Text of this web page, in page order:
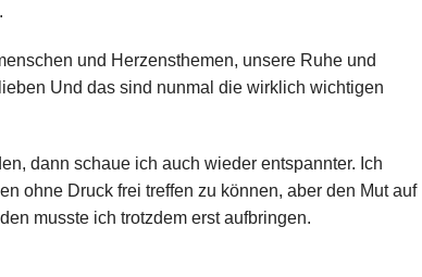
und Herzensthemen, unsere Ruhe und
Und das sind nunmal die wirklich wichtigen
dann schaue ich auch wieder entspannter. Ich
ohne Druck frei treffen zu können, aber den Mut auf
musste ich trotzdem erst aufbringen.